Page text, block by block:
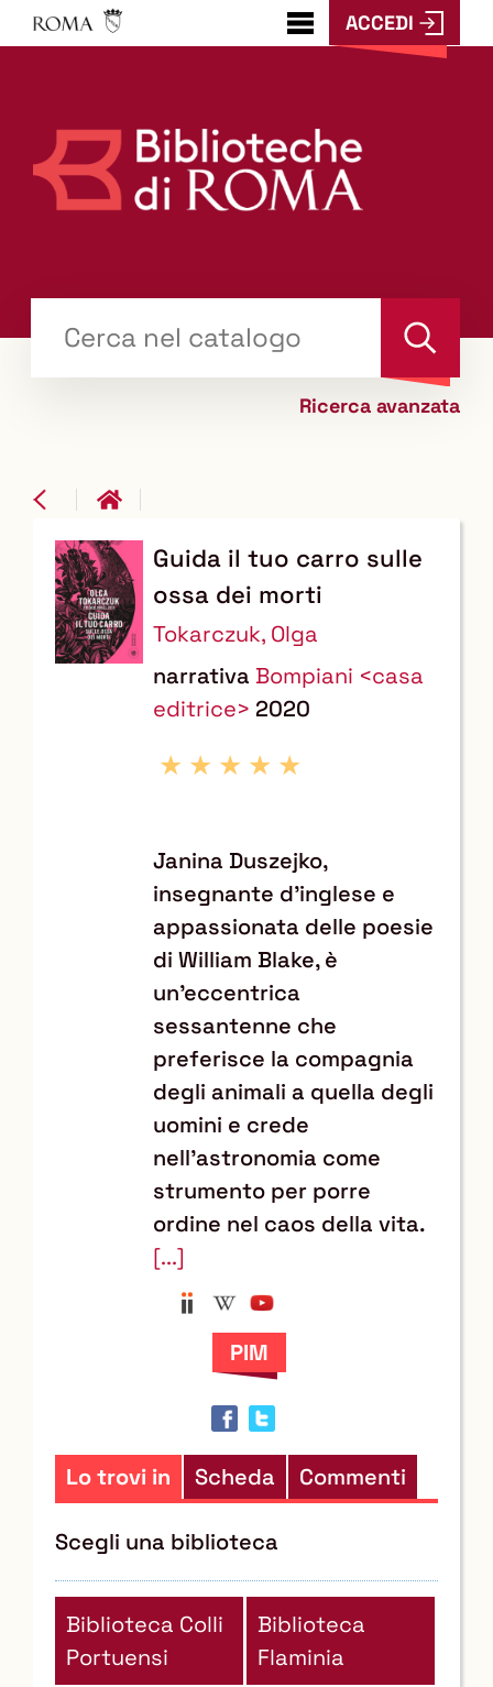
???
menu.button???
ACCEDI
il tuo libro "Catalogo"
Cerca
Ricerca avanzata
Dettaglio
del
documento
il
documento
risorse
AnobiiWikipedia
Guida il tuo carro sulle
ossa dei morti
Tokarczuk, Olga
narrativa Bompiani <casa
editrice> 2020
Janina Duszejko,
insegnante d'inglese e
appassionata delle poesie
di William Blake, è
un'eccentrica
sessantenne che
preferisce la compagnia
degli animali a quella degli
uomini e crede
nell'astronomia come
strumento per porre
ordine nel caos della vita.
[...]
Lo trovi in Scheda Commenti
Scegli una biblioteca
Biblioteca Colli
Portuensi
Biblioteca
Flaminia